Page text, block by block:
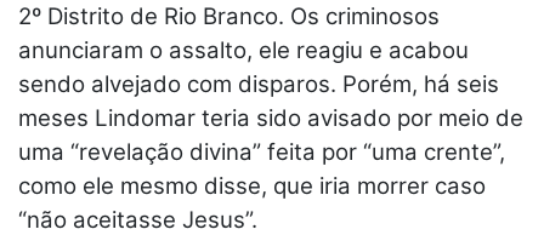
2º Distrito de Rio Branco. Os criminosos
anunciaram o assalto, ele reagiu e acabou
sendo alvejado com disparos. Porém, há seis
meses Lindomar teria sido avisado por meio de
uma “revelação divina” feita por “uma crente”,
como ele mesmo disse, que iria morrer caso
“não aceitasse Jesus”.